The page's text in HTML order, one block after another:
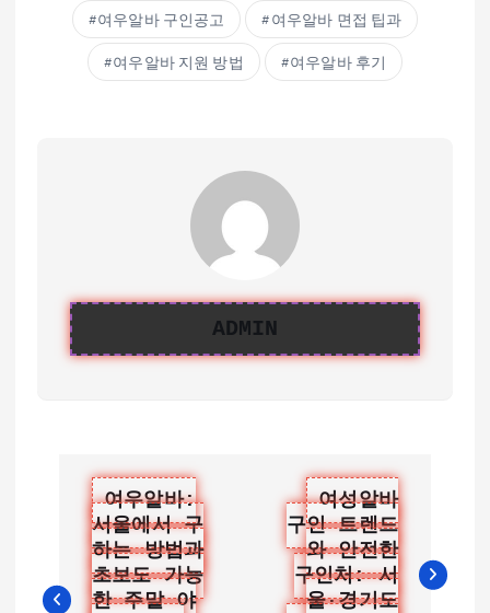
여우알바 구인공고 여우알바 면접 팁과
여우알바 지원 방법 여우알바 후기
ADMIN
글
색
여우알바:
서울에서 구
하는 방법과
초보도 가능
한 주말 야
여성알바
구인 트렌드
와 안전한
구인처: 서
울·경기도